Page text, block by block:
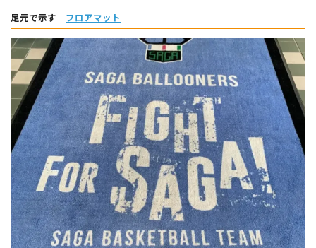
足元で示す｜ フロアマット